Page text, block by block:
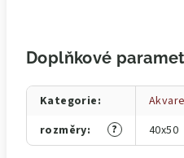
Doplňkové
Kategorie:
?
rozměry: 40x50